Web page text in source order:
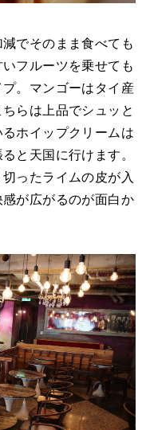
でそのまま食べても
フルーツを乗せても
。マンゴーはタイ産
らは上品でシュッと
ホイップクリームは
と天国に行けます。
ったライムの皮が入
が広がるのが面白か